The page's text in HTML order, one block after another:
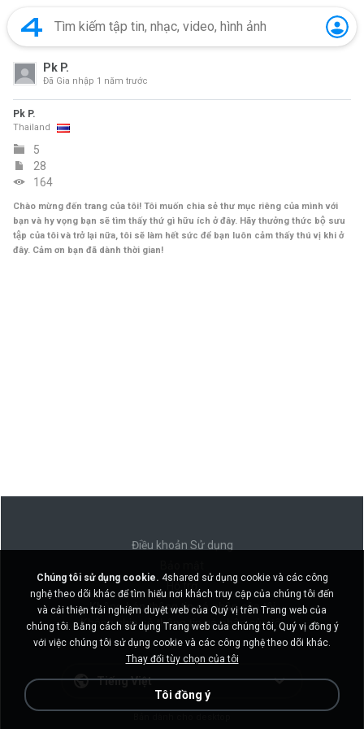
Pk P.
Đã Gia nhập 1 năm trước
Pk P.
Thailand
5
28
164
Chào mừng đến trang của tôi! Tôi muốn chia sẻ thư mục riêng của mình với
bạn và hy vọng bạn sẽ tìm thấy thứ gì hữu ích ở đây. Hãy thưởng thức bộ sưu
tập của tôi và trở lại nữa, tôi sẽ làm hết sức để bạn luôn cảm thấy thú vị khi ở
đây. Cảm ơn bạn đã dành thời gian!
Điều khoản Sử dụng
Không bán thông tin cá nhân của tôi
Không chia sẻ thông tin cá nhân của tôi
Tiếng Việt
Chúng tôi sử dụng cookie. 4shared sử dụng cookie và các công
nghệ theo dõi khác để tìm hiểu nơi khách truy cập của chúng tôi đến
và cải thiện trải nghiệm duyệt web của Quý vị trên Trang web của
chúng tôi. Bằng cách sử dụng Trang web của chúng tôi, Quý vị đồng ý
với việc chúng tôi sử dụng cookie và các công nghệ theo dõi khác.
Thay đổi tùy chọn của tôi
Tôi đồng ý